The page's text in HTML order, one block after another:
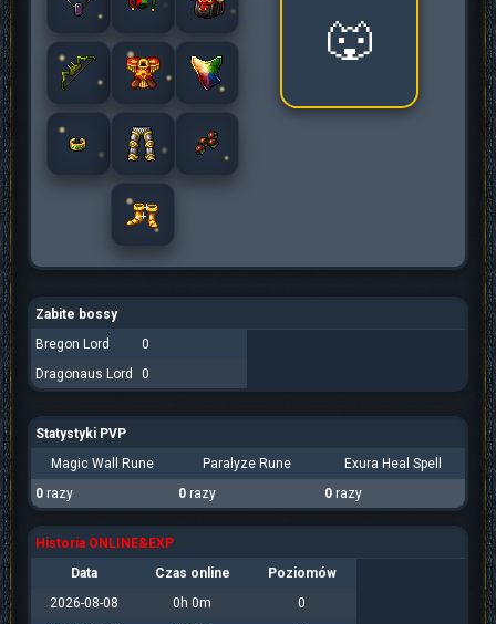
🐺
Zabite bossy
Bregon Lord
0
Dragonaus Lord
0
Statystyki PVP
Magic Wall Rune
Paralyze Rune
Exura Heal Spell
0 razy 0 razy 0 razy
Historia ONLINE&EXP
Data
Czas online
Poziomów
2026-08-08
0h 0m
0